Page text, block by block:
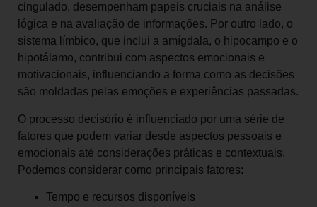
cingulado, desempenham papeis cruciais na análise
lógica e na avaliação de informações. Por outro lado, o
sistema límbico, que inclui a amígdala, o hipocampo e o
hipotálamo, contribui com aspectos emocionais e
motivacionais, influenciando a forma como as decisões
são moldadas pelas emoções e experiências passadas.
O processo decisório é influenciado por uma série de
fatores que podem variar desde aspectos pessoais e
emocionais até considerações práticas e contextuais.
Podemos considerar como principais fatores:
Tempo e recursos disponíveis